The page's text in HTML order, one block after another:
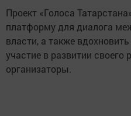
Проект «Голоса
платформу для диалога
власти, а также
участие в развитии своего
организаторы.